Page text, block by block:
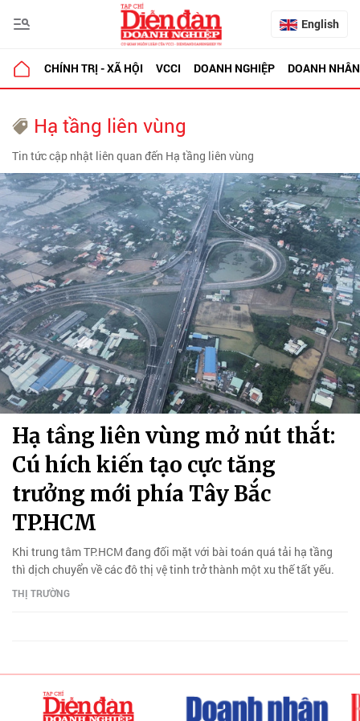
English
CHÍNH TRỊ - XÃ HỘI VCCI DOANH NGHIỆP DOANH NHÂN
Hạ tầng liên vùng
Tin tức cập nhật liên quan đến Hạ tầng liên vùng
Hạ tầng liên vùng mở nút thắt:
Cú hích kiến tạo cực tăng
trưởng mới phía Tây Bắc
TP.HCM
Khi trung tâm TP.HCM đang đối mặt với bài toán quá tải hạ tầng
thì dịch chuyển về các đô thị vệ tinh trở thành một xu thế tất yếu.
THỊ TRƯỜNG